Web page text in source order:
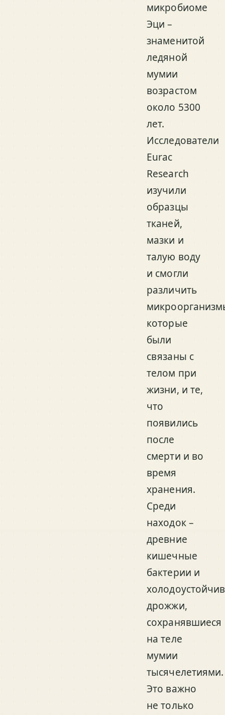
микробиоме
Эци –
знаменитой
ледяной
мумии
возрастом
около 5300
лет.
Исследователи
Eurac
Research
изучили
образцы
тканей,
мазки и
талую воду
и смогли
различить
которые
были
связаны с
телом при
жизни, и те,
что
появились
после
смерти и во
время
хранения.
Среди
находок –
древние
кишечные
бактерии и
дрожжи,
сохранявшиеся
на теле
мумии
тысячелетиями.
Это важно
не только